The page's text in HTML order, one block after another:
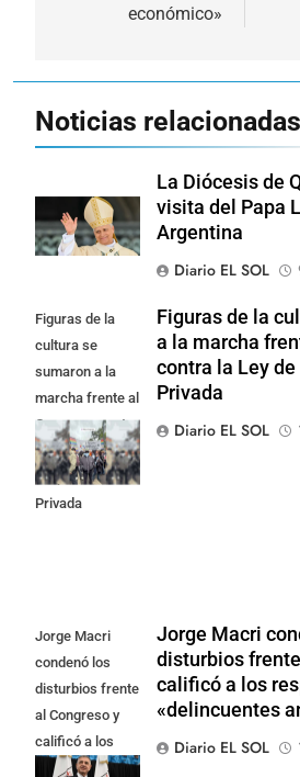
económico»
Noticias relacionadas
La Diócesis de
visita del Papa
Argentina
Diario EL SOL
Figuras de la
cultura se
sumaron a la
marcha frente al
Congreso contra
la Ley de
Propiedad
Privada
Figuras de la
a la marcha
contra la Ley de
Privada
Diario EL SOL
Jorge Macri
condenó los
disturbios frente
al Congreso y
calificó a los
responsables
Jorge Macri
disturbios
calificó a los
«delincuentes
Diario EL SOL